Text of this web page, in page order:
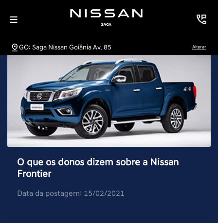
GO: Saga Nissan Goiânia Av. 85 Alterar
O que os donos dizem sobre a Nissan
Frontier
Data da postagem: 15/02/2021